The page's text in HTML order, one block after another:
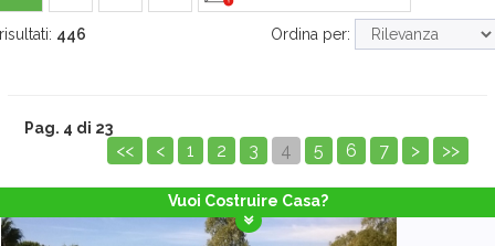
risultati: 446 Ordina per:
Pag. 4 di 23
<< < 1 2 3 4 5 6 7 > >>
Vuoi Costruire Casa?